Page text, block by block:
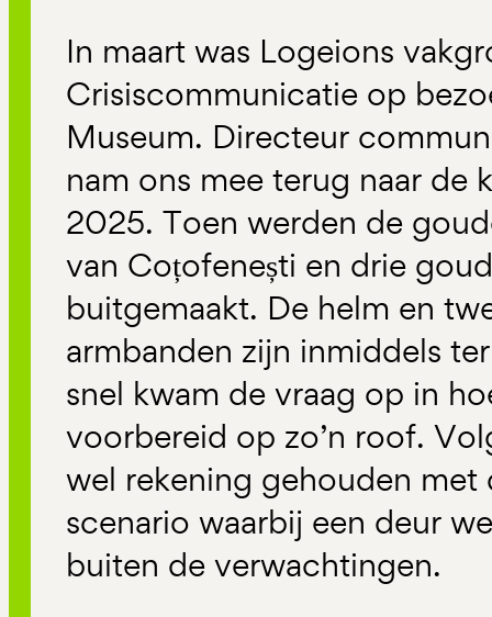
In maart was Logeions
Crisiscommunicatie op
Museum. Directeur
nam ons mee terug naar de
2025. Toen werden de
van Coțofenești en drie
buitgemaakt. De helm en
armbanden zijn inmiddels
snel kwam de vraag op in
voorbereid op zo’n roof.
wel rekening gehouden met
scenario waarbij een deur
buiten de verwachtingen.